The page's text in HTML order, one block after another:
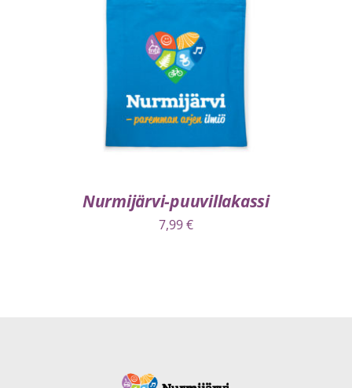
VALITSE VAIHTOEHDOISTA LISÄTIEDOT
Nurmijärvi-puuvillakassi
7,99€